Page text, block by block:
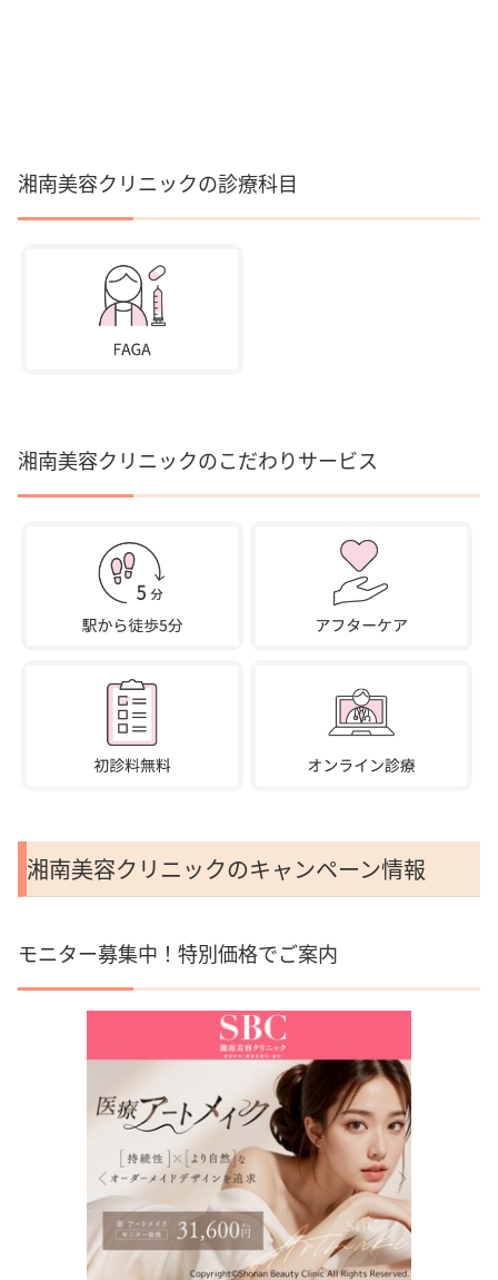
湘南美容クリニックの診療科目
湘南美容クリニックのこだわりサービス
湘南美容クリニックのキャンペーン情報
モニター募集中！特別価格でご案内